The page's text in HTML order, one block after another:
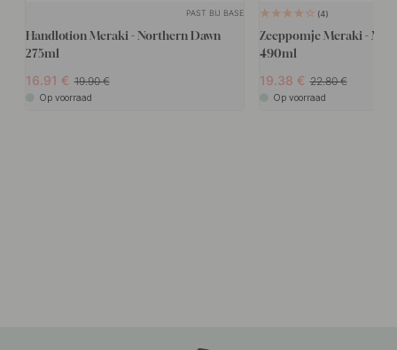
PAST BIJ BASE
Handlotion Meraki - Northern Dawn
275ml
16.91 19.90
Op voorraad
4
Zeeppomje Meraki -
490ml
19.38 22.80
Op voorraad